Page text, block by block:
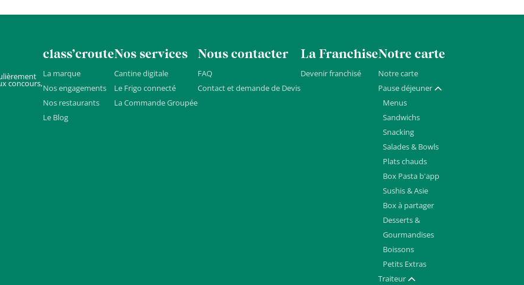
concours,
class’croute
La marque
Nos engagements
Nos restaurants
Le Blog
Nos services
Cantine digitale
Le Frigo connecté
La Commande Groupée
Nous contacter
FAQ
Contact et demande de Devis
La Franchise
Devenir franchisé
Notre carte
Notre carte
Pause déjeuner Afficher / masquer
Menus
Sandwichs
Snacking
Salades & Bowls
Plats chauds
Box Pasta b'app
Sushis & Asie
Box à partager
Desserts &
Gourmandises
Boissons
Petits Extras
Traiteur